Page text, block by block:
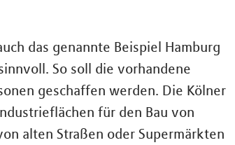
das genannte Beispiel Hamburg
So soll die vorhandene
geschaffen werden. Die Kölner
für den Bau von
alten Straßen oder Supermärkten